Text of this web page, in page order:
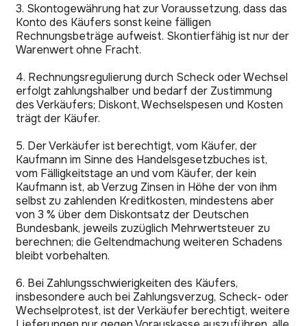
3. Skontogewährung hat zur Voraussetzung, dass das
Konto des Käufers sonst keine fälligen
Rechnungsbeträge aufweist. Skontierfähig ist nur der
Warenwert ohne Fracht.
4. Rechnungsregulierung durch Scheck oder Wechsel
erfolgt zahlungshalber und bedarf der Zustimmung
des Verkäufers; Diskont, Wechselspesen und Kosten
trägt der Käufer.
5. Der Verkäufer ist berechtigt, vom Käufer, der
Kaufmann im Sinne des Handelsgesetzbuches ist,
vom Fälligkeitstage an und vom Käufer, der kein
Kaufmann ist, ab Verzug Zinsen in Höhe der von ihm
selbst zu zahlenden Kreditkosten, mindestens aber
von 3 % über dem Diskontsatz der Deutschen
Bundesbank, jeweils zuzüglich Mehrwertsteuer zu
berechnen; die Geltendmachung weiteren Schadens
bleibt vorbehalten.
6. Bei Zahlungsschwierigkeiten des Käufers,
insbesondere auch bei Zahlungsverzug, Scheck- oder
Wechselprotest, ist der Verkäufer berechtigt, weitere